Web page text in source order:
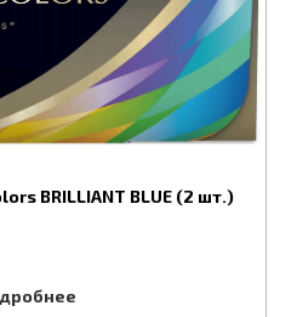
BRILLIANT BLUE (2 шт.)